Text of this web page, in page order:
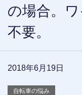
の場合。
不要。
2018年6月19日
自転車の悩み